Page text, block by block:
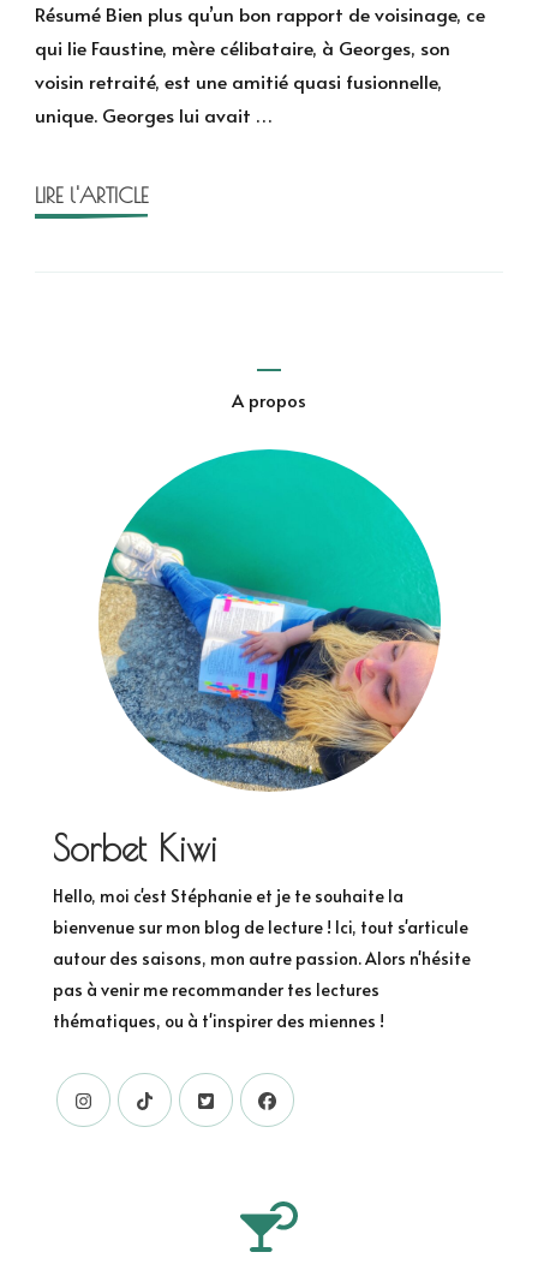
qui
dort
de
Valentine
Résumé Bien plus qu’un bon rapport de voisinage, ce
qui lie Faustine, mère célibataire, à Georges, son
voisin retraité, est une amitié quasi fusionnelle,
unique. Georges lui avait …
LIRE l'ARTICLE
A propos
Sorbet Kiwi
Hello, moi c'est Stéphanie et je te souhaite la
bienvenue sur mon blog de lecture ! Ici, tout s'articule
autour des saisons, mon autre passion. Alors n'hésite
pas à venir me recommander tes lectures
thématiques, ou à t'inspirer des miennes !